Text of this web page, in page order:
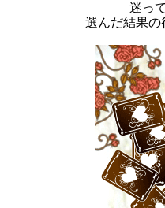
迷っ
選んだ結果の